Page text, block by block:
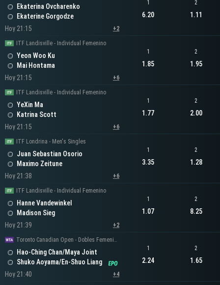
Ekaterina Ovcharenko
Ekaterine Gorgodze
Hoy 21:15
+2
1
6.20
2
1.11
ITF Landisville - Individual Femenino
Yeon Woo Ku
Mai Hontama
Hoy 21:15
+6
1
1.85
2
1.95
ITF Landisville - Individual Femenino
YeXin Ma
Katrina Scott
Hoy 21:15
+6
1
1.77
2
2.00
ITF Londrina - Men's Singles
Juan Sebastian Osorio
Maximo Zeitune
Hoy 21:38
+6
1
3.35
2
1.28
ITF Landisville - Individual Femenino
Hanne Vandewinkel
Madison Sieg
Hoy 21:39
+2
1
1.07
2
8.25
Toronto Canadian Open - Dobles Femeninos
Hao-Ching Chan/Maya Joint
Shuko Aoyama/En-Shuo Liang
Hoy 21:40
+4
1
2.24
2
1.65